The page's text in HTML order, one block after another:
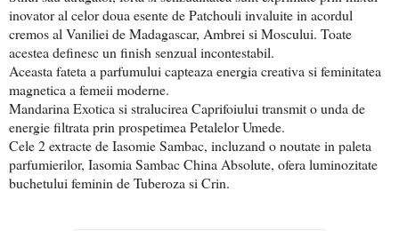
inovator al celor doua esente de Patchouli invaluite in acordul
cremos al Vaniliei de Madagascar, Ambrei si Moscului. Toate
acestea definesc un finish senzual incontestabil.
Aceasta fateta a parfumului capteaza energia creativa si feminitatea
magnetica a femeii moderne.
Mandarina Exotica si stralucirea Caprifoiului transmit o unda de
energie filtrata prin prospetimea Petalelor Umede.
Cele 2 extracte de Iasomie Sambac, incluzand o noutate in paleta
parfumierilor, Iasomia Sambac China Absolute, ofera luminozitate
buchetului feminin de Tuberoza si Crin.